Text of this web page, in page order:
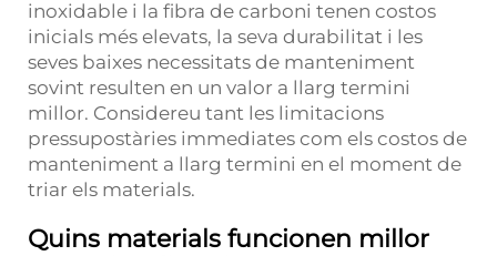
inoxidable i la fibra de carboni tenen costos
inicials més elevats, la seva durabilitat i les
seves baixes necessitats de manteniment
sovint resulten en un valor a llarg termini
millor. Considereu tant les limitacions
pressupostàries immediates com els costos de
manteniment a llarg termini en el moment de
triar els materials.
Quins materials funcionen millor